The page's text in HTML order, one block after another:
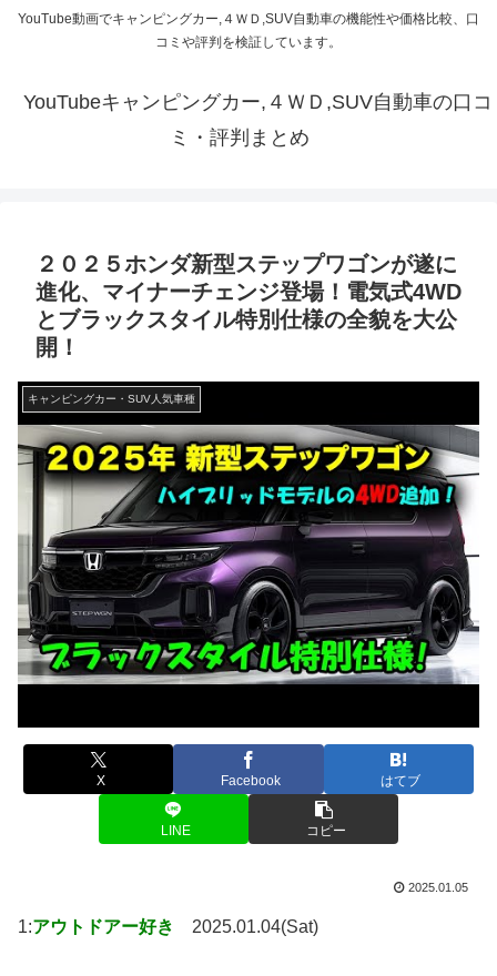
YouTube動画でキャンピングカー,４ＷＤ,SUV自動車の機能性や価格比較、口
コミや評判を検証しています。
YouTubeキャンピングカー,４ＷＤ,SUV自動車の口コ
ミ・評判まとめ
２０２５ホンダ新型ステップワゴンが遂に
進化、マイナーチェンジ登場！電気式4WD
とブラックスタイル特別仕様の全貌を大公
開！
キャンピングカー・SUV人気車種
X Facebook はてブ
LINE コピー
2025.01.05
1:アウトドアー好き 2025.01.04(Sat)